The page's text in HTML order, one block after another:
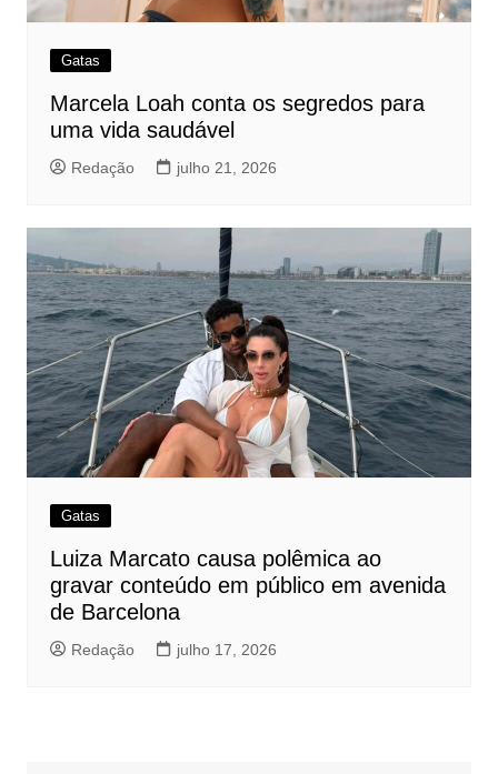
Gatas
Marcela Loah conta os segredos para
uma vida saudável
Redação julho 21, 2026
Gatas
Luiza Marcato causa polêmica ao
gravar conteúdo em público em avenida
de Barcelona
Redação julho 17, 2026